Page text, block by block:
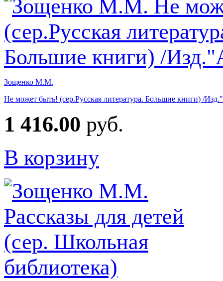
Зощенко М.М.
Не может быть! (сер.Русская литература. Большие книги) /
1 416.00 руб.
В корзину